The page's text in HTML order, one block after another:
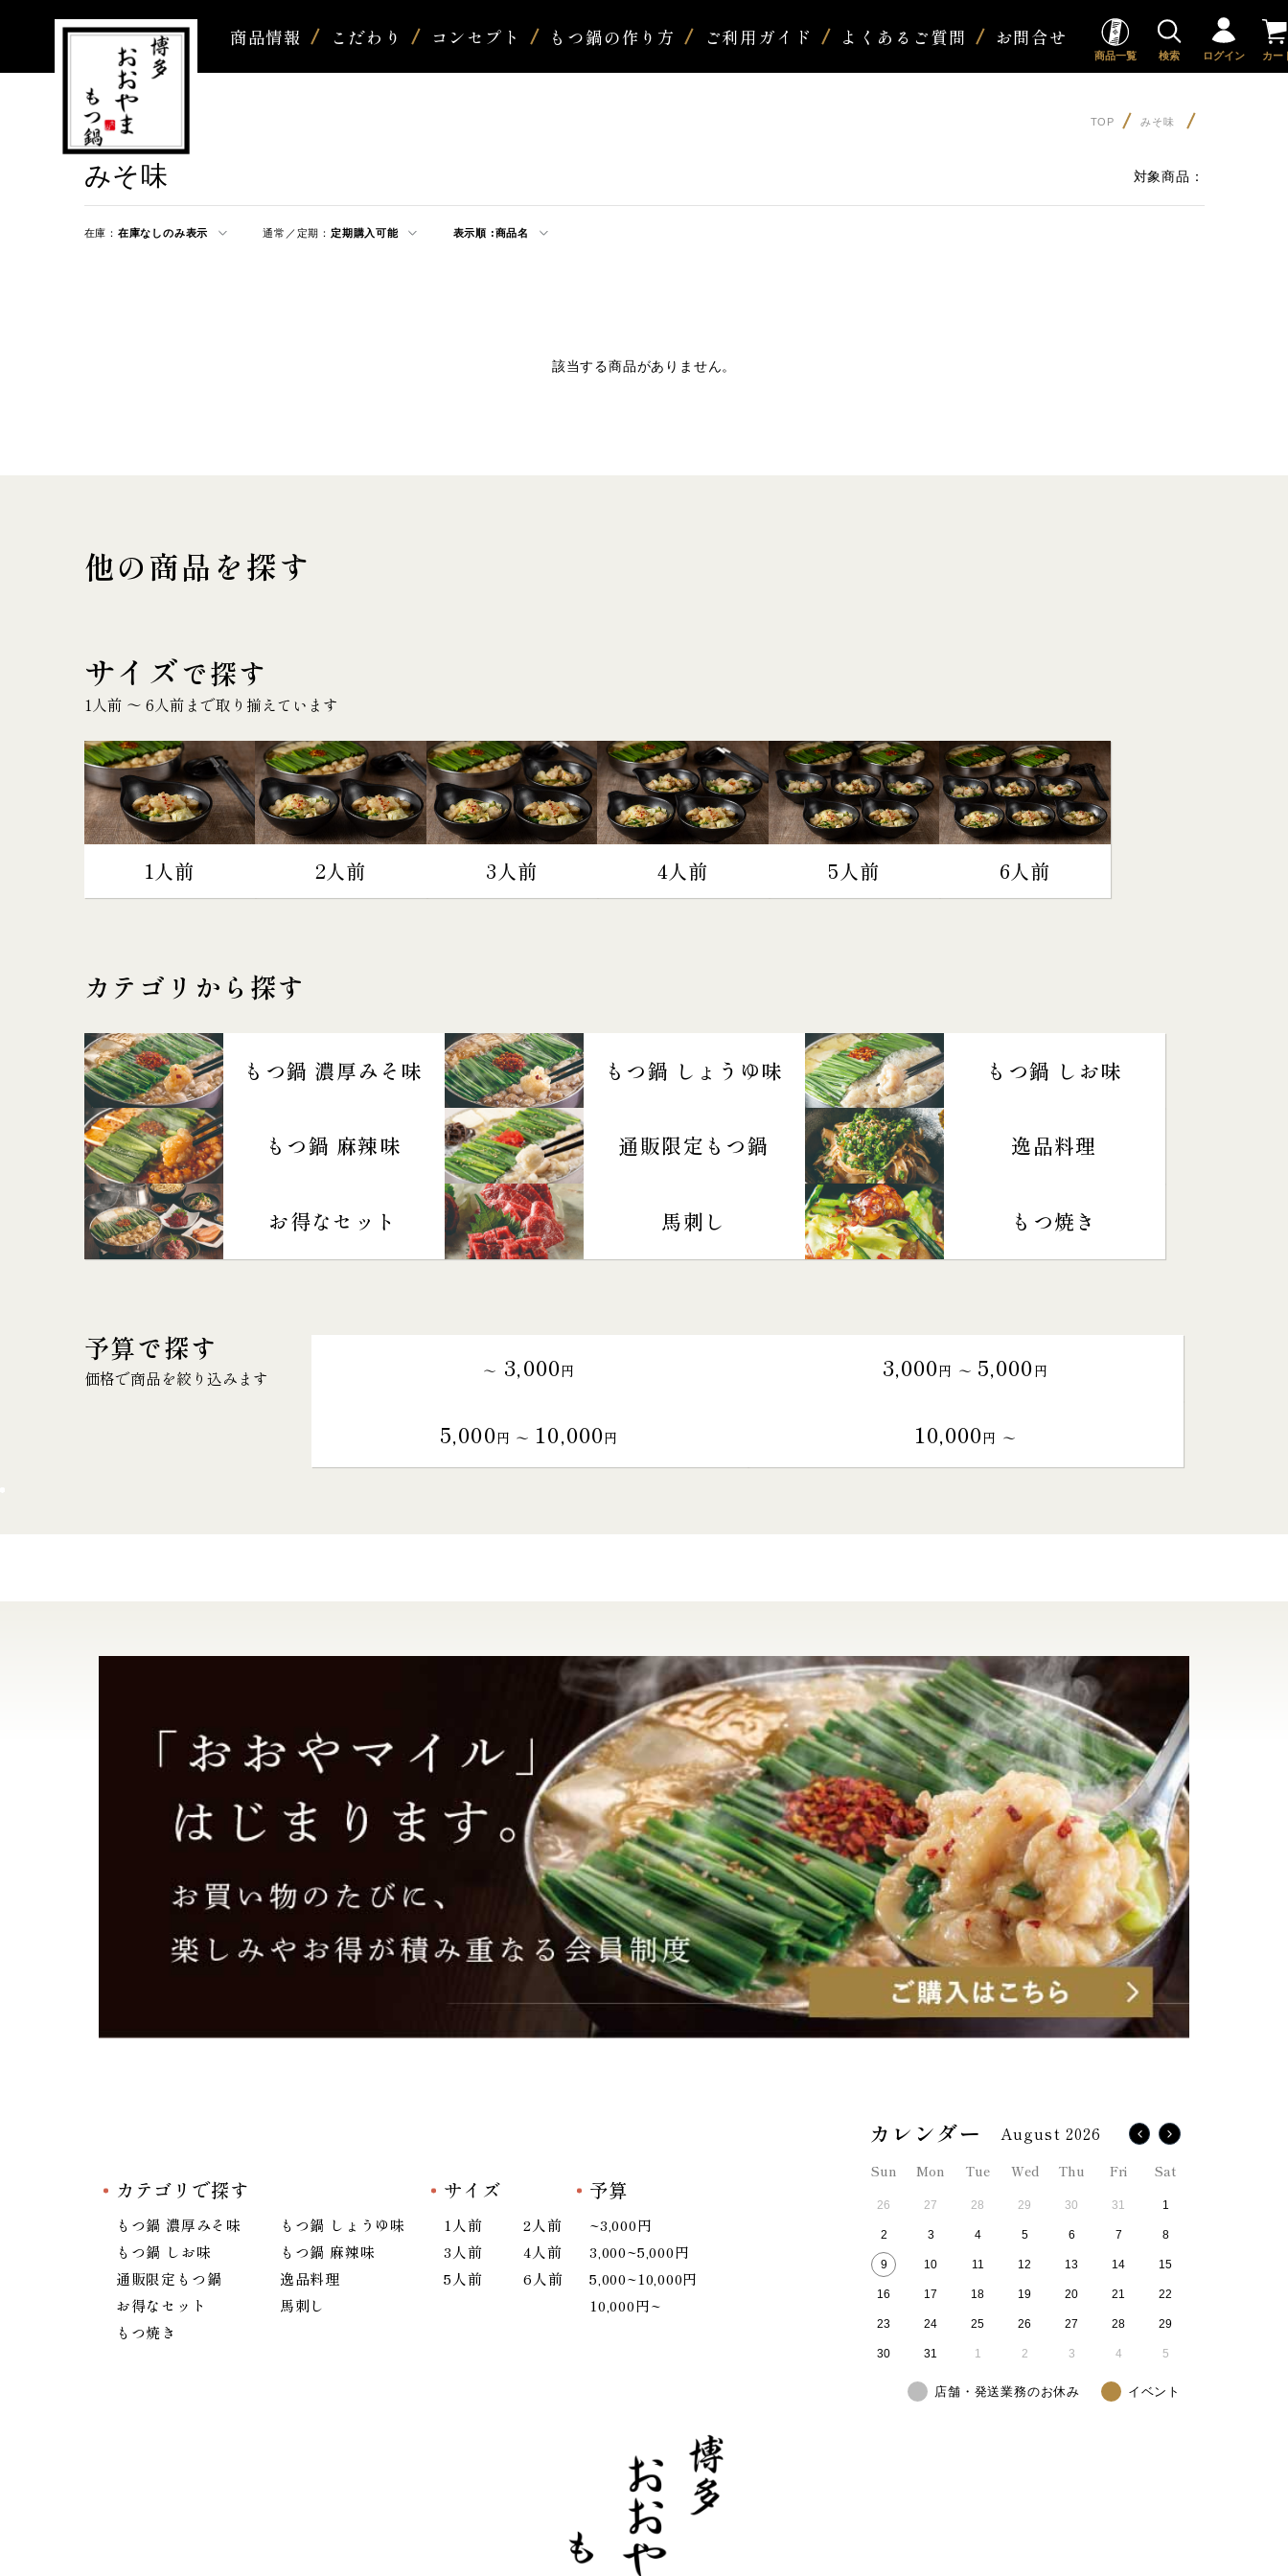
商品情報 こだわり コンセプト もつ鍋の作り方 ご利用ガイド よくあるご質問 お問合せ
商品一覧 検索 ログイン カー
TOP みそ味
みそ味 対象商品：
在庫： 在庫なしのみ表示 通常／定期： 定期購入可能 表示順 :商品名
該当する商品がありません。
他の商品を探す
サイズで探す
1人前 〜 6人前まで取り揃えています
1人前 2人前 3人前 4人前 5人前 6人前
カテゴリから探す
もつ鍋 濃厚みそ味 もつ鍋 しょうゆ味 もつ鍋 しお味
もつ鍋 麻辣味 通販限定もつ鍋 逸品料理
お得なセット 馬刺し もつ焼き
予算で探す
価格で商品を絞り込みます ～ 3,000円 3,000円 〜 5,000円
5,000円 〜 10,000円 10,000円 〜
カテゴリで探す
もつ鍋 濃厚みそ味
もつ鍋 しょうゆ味
もつ鍋 しお味
もつ鍋 麻辣味
通販限定もつ鍋
逸品料理
お得なセット
馬刺し
もつ焼き
サイズ
1人前
2人前
3人前
4人前
5人前
6人前
予算
~3,000円
3,000~5,000円
5,000~10,000円
10,000円~
August 2026
Sun Mon Tue Wed Thu Fri Sat
26 27 28 29 30 31 1
2 3 4 5 6 7 8
9 10 11 12 13 14 15
16 17 18 19 20 21 22
23 24 25 26 27 28 29
30 31 1 2 3 4 5
店舗・発送業務のお休み イベント